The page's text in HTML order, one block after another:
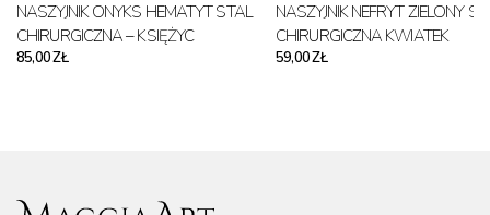
NASZYJNIK ONYKS HEMATYT STAL
CHIRURGICZNA – KSIĘŻYC
85,00 ZŁ
NASZYJNIK NEFRYT ZIELONY
CHIRURGICZNA KWIATEK
59,00 ZŁ